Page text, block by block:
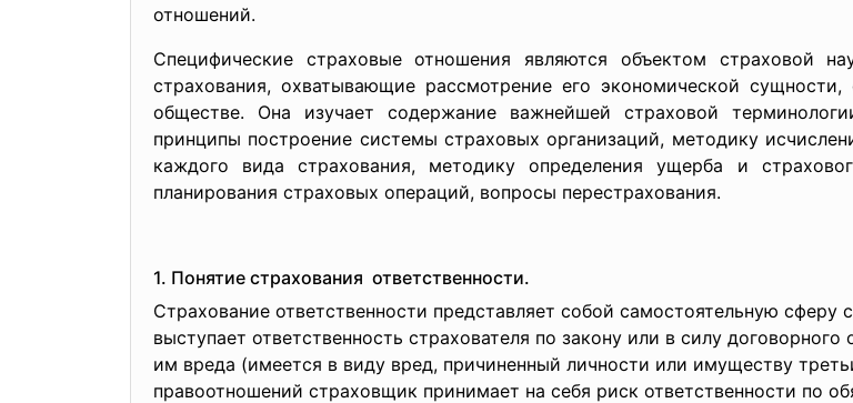
отношений.
Специфические страховые отношения являются объектом страховой
страхования, охватывающие рассмотрение его экономической
обществе. Она изучает содержание важнейшей страховой
принципы построение системы страховых организаций, методику
каждого вида страхования, методику определения ущерба и
планирования страховых операций, вопросы перестрахования.
1. Понятие страхования ответственности.
Страхование ответственности представляет собой самостоятельную сферу
выступает ответственность страхователя по закону или в силу
им вреда (имеется в виду вред, причиненный личности или имуществу
правоотношений страховщик принимает на себя риск ответственности по